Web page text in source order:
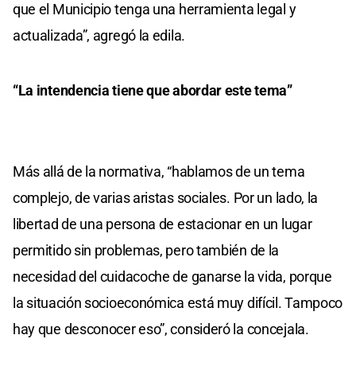
que el Municipio tenga una herramienta legal y
actualizada”, agregó la edila.
“La intendencia tiene que abordar este tema”
Más allá de la normativa, “hablamos de un tema
complejo, de varias aristas sociales. Por un lado, la
libertad de una persona de estacionar en un lugar
permitido sin problemas, pero también de la
necesidad del cuidacoche de ganarse la vida, porque
la situación socioeconómica está muy difícil. Tampoco
hay que desconocer eso”, consideró la concejala.